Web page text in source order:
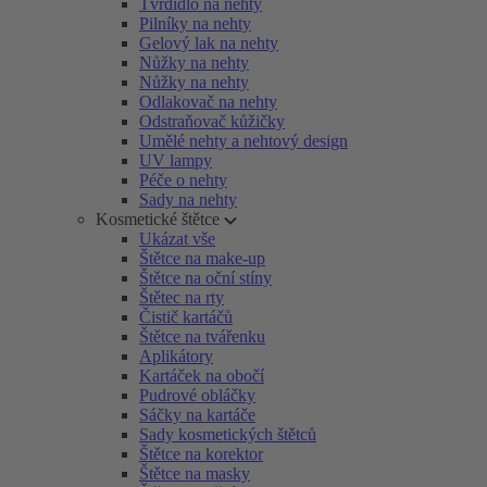
Tvrdidlo na nehty
Pilníky na nehty
Gelový lak na nehty
Nůžky na nehty
Nůžky na nehty
Odlakovač na nehty
Odstraňovač kůžičky
Umělé nehty a nehtový design
UV lampy
Péče o nehty
Sady na nehty
Kosmetické štětce
Ukázat vše
Štětce na make-up
Štětce na oční stíny
Štětec na rty
Čistič kartáčů
Štětce na tvářenku
Aplikátory
Kartáček na obočí
Pudrové obláčky
Sáčky na kartáče
Sady kosmetických štětců
Štětce na korektor
Štětce na masky